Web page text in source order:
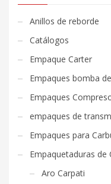
Anillos de reborde
Catálogos
Empaque Carter
Empaques bomba
Empaques
empaques de
Empaques para
Empaquetaduras de
Aro Carpati